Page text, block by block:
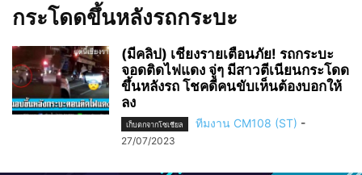
กระโดดขึ้นหลังรถกระบะ
(มีคลิป) เชียงรายเตือนภัย! รถกระบะ
จอดติดไฟแดง จู่ๆ มีสาวตีเนียนกระโดด
ขึ้นหลังรถ โชคดีคนขับเห็นต้องบอกให้
ลง
เก็บตกจากโซเชียล ทีมงาน CM108 (ST) -
27/07/2023